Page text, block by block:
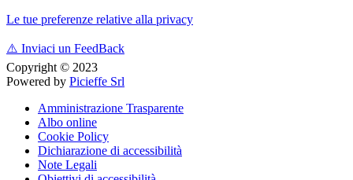
Le tue preferenze relative alla privacy
⚠️ Inviaci un FeedBack
Copyright © 2023
Powered by Picieffe Srl
Amministrazione Trasparente
Albo online
Cookie Policy
Dichiarazione di accessibilità
Note Legali